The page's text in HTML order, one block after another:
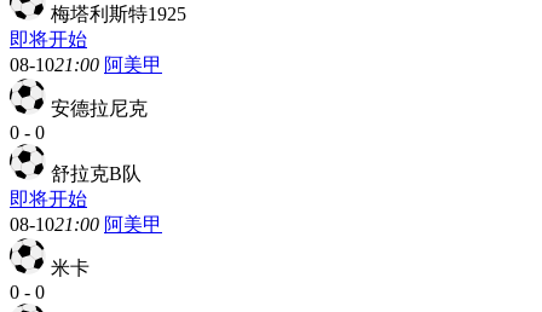
梅塔利斯特1925
即将开始
08-1021:00 阿美甲
安德拉尼克
0 - 0
舒拉克B队
即将开始
08-1021:00 阿美甲
米卡
0 - 0